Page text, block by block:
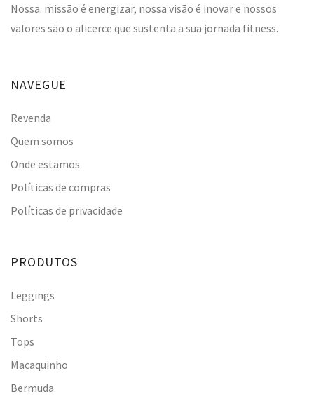
Nossa. missão é energizar, nossa visão é inovar e nossos
valores são o alicerce que sustenta a sua jornada fitness.
NAVEGUE
Revenda
Quem somos
Onde estamos
Políticas de compras
Políticas de privacidade
PRODUTOS
Leggings
Shorts
Tops
Macaquinho
Bermuda